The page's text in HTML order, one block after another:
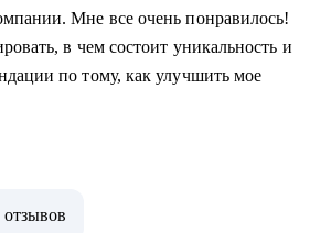
Мне все очень понравилось!
в чем состоит уникальность и
по тому, как улучшить мое